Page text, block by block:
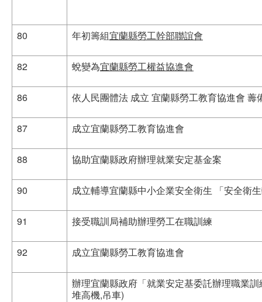
80 年初籌組宜蘭縣勞工幹部聯誼會
82 蛻變為宜蘭縣勞工權益協進會
86 依人民團體法 成立 宜蘭縣勞工教育協進會 薵
87 成立宜蘭縣勞工教育協進會
88 協助宜蘭縣政府辦理就業安定基金案
90 成立輔導宜蘭縣中小企業安全衛生 「安全衛
91 接受職訓局補助辦理勞工在職訓練
92 成立宜蘭縣勞工教育協進會
辦理宜蘭縣政府「就業安定基委託辦理職業
堆高機,吊車)